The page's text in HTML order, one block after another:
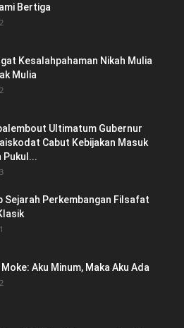
Bertiga
Kesalahpahaman Nikah Mulia
Mulia
Ultimatum Gubernur
Cabut Kebijakan Masuk
Pukul...
Sejarah Perkembangan Filsafat
Aku Minum, Maka Aku Ada